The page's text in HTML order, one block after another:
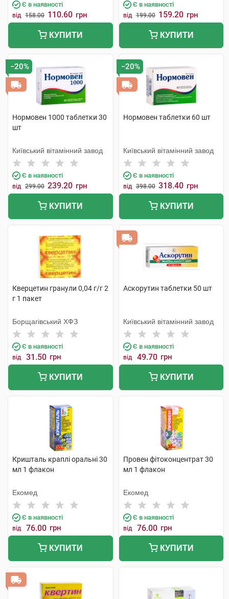
Є в наявності
від 158.00 110.60 грн
КУПИТИ
Є в наявності
від 199.00 159.20 грн
КУПИТИ
−20%
Нормовен 1000 таблетки 30
шт
Київський вітамінний завод
Є в наявності
від 299.00 239.20 грн
КУПИТИ
−20%
Нормовен таблетки 60 шт
Київський вітамінний завод
Є в наявності
від 398.00 318.40 грн
КУПИТИ
Кверцетин гранули 0,04 г/г 2
г 1 пакет
Борщагівський ХФЗ
Є в наявності
від 31.50 грн
КУПИТИ
Аскорутин таблетки 50 шт
Київський вітамінний завод
Є в наявності
від 49.70 грн
КУПИТИ
Кришталь краплі оральні 30
мл 1 флакон
Екомед
Є в наявності
від 76.00 грн
КУПИТИ
Провен фітоконцентрат 30
мл 1 флакон
Екомед
Є в наявності
від 76.00 грн
КУПИТИ